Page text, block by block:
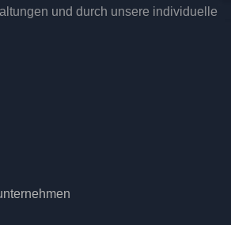
und durch unsere individuelle